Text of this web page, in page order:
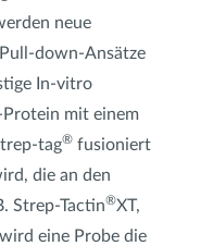
neue
down-Ansätze
In-vitro
Protein mit einem
tag®fusioniert
die an den
Strep-Tactin®XT,
eine Probe die